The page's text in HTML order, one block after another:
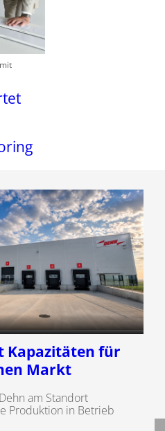
Kapazitäten für
Markt
am Standort
Produktion in Betrieb